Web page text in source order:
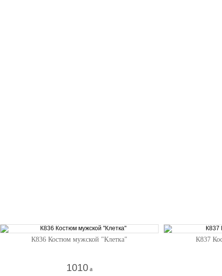
К836 Костюм мужской "Клетка"
1010 a
К837